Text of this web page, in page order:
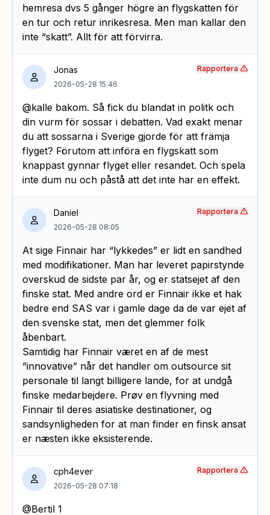
hemresa dvs 5 gånger högre än flygskatten för
en tur och retur inrikesresa. Men man kallar den
inte “skatt”. Allt för att förvirra.
Jonas
2026-05-28 15:46
@kalle bakom. Så fick du blandat in politk och
din vurm för sossar i debatten. Vad exakt menar
du att sossarna i Sverige gjorde för att främja
flyget? Förutom att införa en flygskatt som
knappast gynnar flyget eller resandet. Och spela
inte dum nu och påstå att det inte har en effekt.
Rapportera
Daniel
2026-05-28 08:05
At sige Finnair har “lykkedes” er lidt en sandhed
med modifikationer. Man har leveret papirstynde
overskud de sidste par år, og er statsejet af den
finske stat. Med andre ord er Finnair ikke et hak
bedre end SAS var i gamle dage da de var ejet af
den svenske stat, men det glemmer folk
åbenbart.
Samtidig har Finnair været en af de mest
“innovative” når det handler om outsource sit
personale til langt billigere lande, for at undgå
finske medarbejdere. Prøv en flyvning med
Finnair til deres asiatiske destinationer, og
sandsynligheden for at man finder en finsk ansat
er næsten ikke eksisterende.
Rapportera
cph4ever
2026-05-28 07:18
@Bertil 1
Rapportera